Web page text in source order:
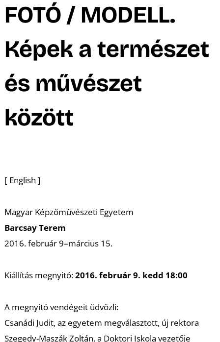
FOTÓ / MODELL.
Képek a természet
és művészet
között
[ English ]
Magyar Képzőművészeti Egyetem
Barcsay Terem
2016. február 9–március 15.
Kiállítás megnyitó:2016. február 9. kedd 18:00
A megnyitó vendégeit üdvözli:
Csanádi Judit, az egyetem megválasztott, új rektora
Szegedy-Maszák Zoltán, a Doktori Iskola vezetője